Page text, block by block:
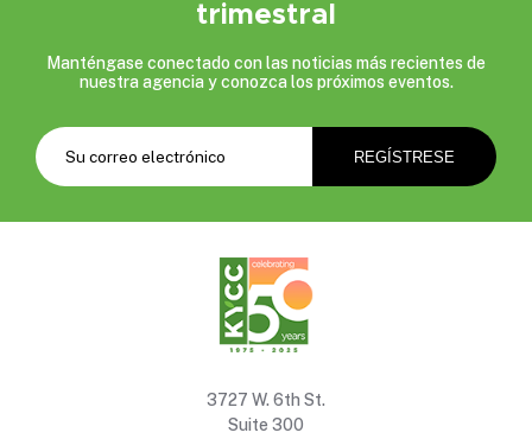
trimestral
Manténgase conectado con las noticias más recientes de
nuestra agencia y conozca los próximos eventos.
3727 W. 6th St.
Suite 300